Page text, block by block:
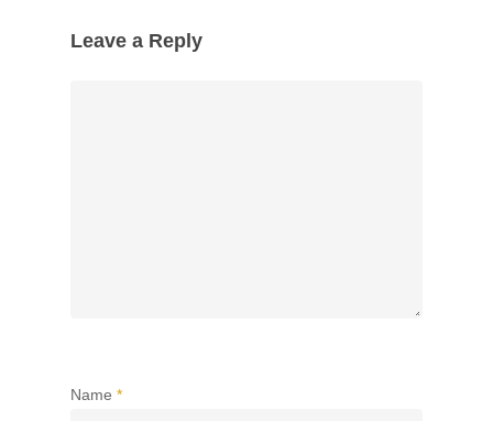
Leave a Reply
Name *